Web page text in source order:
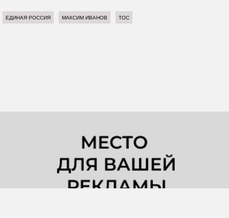
ЕДИНАЯ РОССИЯ МАКСИМ ИВАНОВ ТОС